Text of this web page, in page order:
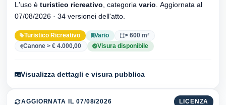
L'uso è turistico ricreativo , categoria vario
07/08/2026 · 34 versionei dell'atto.
Turistico Ricreativo Vario
> 600 m²
Canone > € 4.000,00
Visura disponibile
Visualizza dettagli e visura pubblica
LICENZA
AGGIORNATA IL 07/08/2026